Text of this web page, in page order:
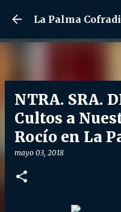
Ir al
La Palma
NTRA. SRA.
Cultos a
Rocío en La
mayo 03, 2018